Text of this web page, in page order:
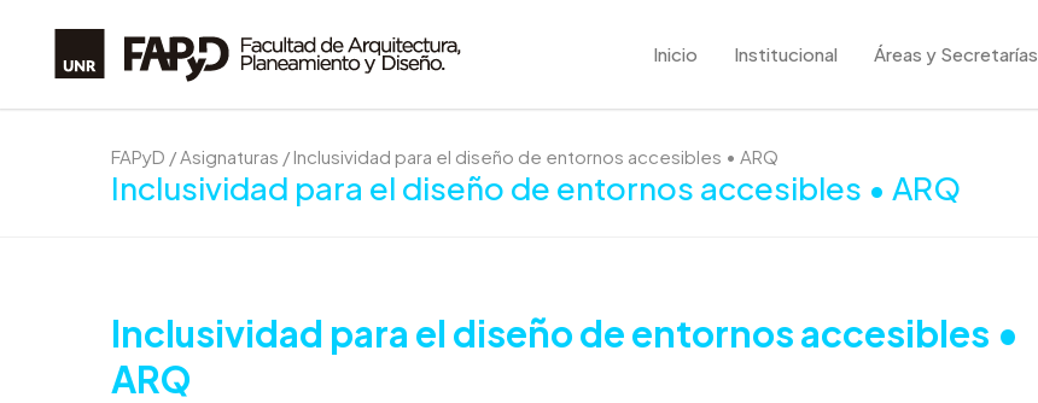
Inicio Institucional Áreas y Secretarías
FAPyD /Asignaturas / Inclusividad para el diseño de entornos accesibles • ARQ
Inclusividad para el diseño de entornos accesibles • ARQ
Inclusividad para el diseño de entornos accesibles •
ARQ